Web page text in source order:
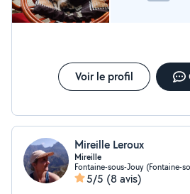
Voir le profil
Mireille Leroux
Mireille
Fontaine-sous-Jouy (Fontaine-
5/5 (8 avis)